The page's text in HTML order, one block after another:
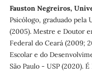
Fauston Negreiros,
Psicólogo, graduado pela
(2005). Mestre e Doutor
Federal do Ceará (2009;
Escolar e do
São Paulo - USP (2020).